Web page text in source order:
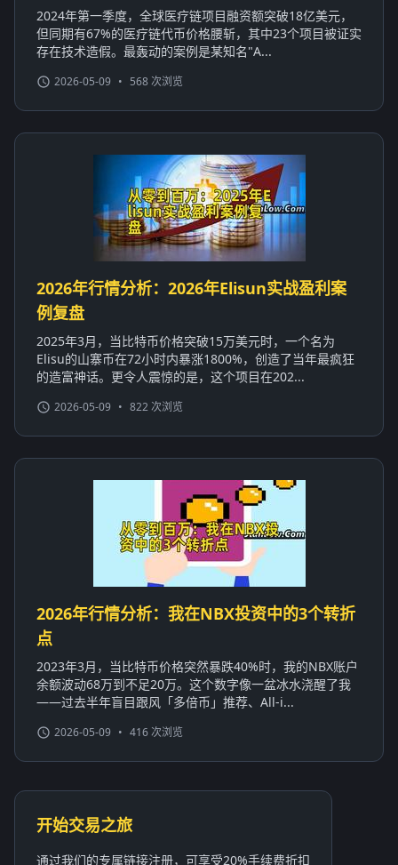
2024年第一季度，全球医疗链项目融资额突破18亿美元，
但同期有67%的医疗链代币价格腰斩，其中23个项目被证实
存在技术造假。最轰动的案例是某知名"A...
2026-05-09 • 568 次浏览
2026年行情分析：2026年Elisun实战盈利案
例复盘
2025年3月，当比特币价格突破15万美元时，一个名为
Elisu的山寨币在72小时内暴涨1800%，创造了当年最疯狂
的造富神话。更令人震惊的是，这个项目在202...
2026-05-09 • 822 次浏览
2026年行情分析：我在NBX投资中的3个转折
点
2023年3月，当比特币价格突然暴跌40%时，我的NBX账户
余额波动68万到不足20万。这个数字像一盆冰水浇醒了我
——过去半年盲目跟风「多倍币」推荐、All-i...
2026-05-09 • 416 次浏览
开始交易之旅
通过我们的专属链接注册，可享受20%手续费折扣